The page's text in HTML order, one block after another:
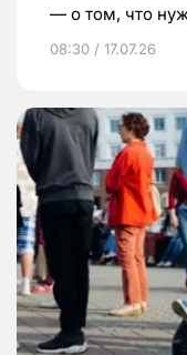
— о том, что
08:30 / 17.07.26